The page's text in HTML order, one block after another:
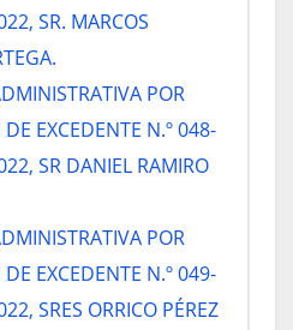
SR. MARCOS
POR
EXCEDENTE N.º 048-
SR DANIEL RAMIRO
POR
EXCEDENTE N.º 049-
SRES ORRICO PÉREZ